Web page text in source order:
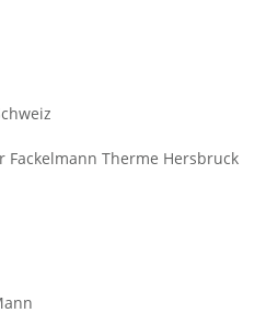
Fackelmann Therme Hersbruck